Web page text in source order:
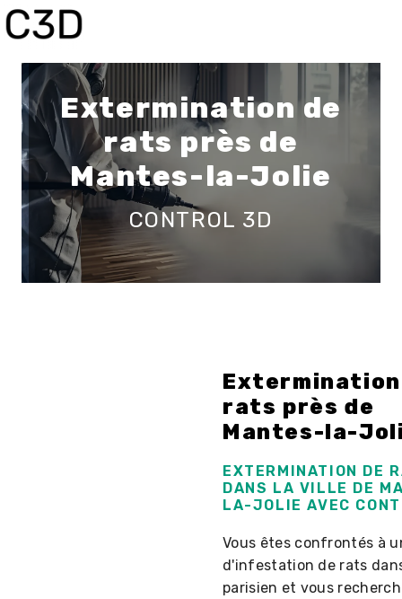
Extermination de
rats près de
Mantes-la-Jolie
CONTROL 3D
rats près de
Mantes-la-
EXTERMINATION DE
DANS LA VILLE DE
LA-JOLIE AVEC
Vous êtes confrontés à
d'infestation de rats
parisien et vous
Panneau de gestion des cookies